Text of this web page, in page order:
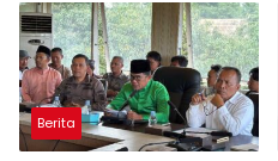
Jaringan Pembalak Liar
Berita